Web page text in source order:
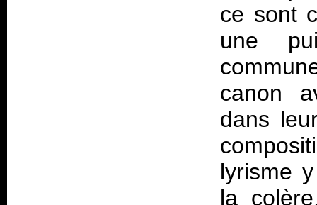
ce sont
une
canon
dans
lyrisme
la